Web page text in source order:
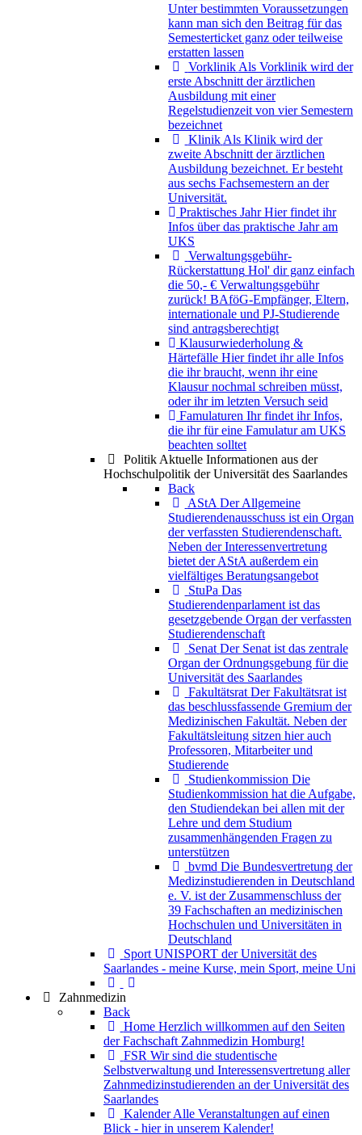
Unter bestimmten Voraussetzungen
kann man sich den Beitrag für das
Semesterticket ganz oder teilweise
erstatten lassen
Vorklinik Als Vorklinik wird der
erste Abschnitt der ärztlichen
Ausbildung mit einer
Regelstudienzeit von vier Semestern
bezeichnet
Klinik Als Klinik wird der
zweite Abschnitt der ärztlichen
Ausbildung bezeichnet. Er besteht
aus sechs Fachsemestern an der
Universität.
Praktisches Jahr Hier findet ihr
Infos über das praktische Jahr am
UKS
Verwaltungsgebühr-
Rückerstattung Hol' dir ganz einfach
die 50,- € Verwaltungsgebühr
zurück! BAföG-Empfänger, Eltern,
internationale und PJ-Studierende
sind antragsberechtigt
Klausurwiederholung &
Härtefälle Hier findet ihr alle Infos
die ihr braucht, wenn ihr eine
Klausur nochmal schreiben müsst,
oder ihr im letzten Versuch seid
Famulaturen Ihr findet ihr Infos,
die ihr für eine Famulatur am UKS
beachten solltet
Politik Aktuelle Informationen aus der
Hochschulpolitik der Universität des Saarlandes
Back
AStA Der Allgemeine
Studierendenausschuss ist ein Organ
der verfassten Studierendenschaft.
Neben der Interessenvertretung
bietet der AStA außerdem ein
vielfältiges Beratungsangebot
StuPa Das
Studierendenparlament ist das
gesetzgebende Organ der verfassten
Studierendenschaft
Senat Der Senat ist das zentrale
Organ der Ordnungsgebung für die
Universität des Saarlandes
Fakultätsrat Der Fakultätsrat ist
das beschlussfassende Gremium der
Medizinischen Fakultät. Neben der
Fakultätsleitung sitzen hier auch
Professoren, Mitarbeiter und
Studierende
Studienkommission Die
Studienkommission hat die Aufgabe,
den Studiendekan bei allen mit der
Lehre und dem Studium
zusammenhängenden Fragen zu
unterstützen
bvmd Die Bundesvertretung der
Medizinstudierenden in Deutschland
e. V. ist der Zusammenschluss der
39 Fachschaften an medizinischen
Hochschulen und Universitäten in
Deutschland
Sport UNISPORT der Universität des
Saarlandes - meine Kurse, mein Sport, meine Uni
Zahnmedizin
Back
Home Herzlich willkommen auf den Seiten
der Fachschaft Zahnmedizin Homburg!
FSR Wir sind die studentische
Selbstverwaltung und Interessensvertretung aller
Zahnmedizinstudierenden an der Universität des
Saarlandes
Kalender Alle Veranstaltungen auf einen
Blick - hier in unserem Kalender!